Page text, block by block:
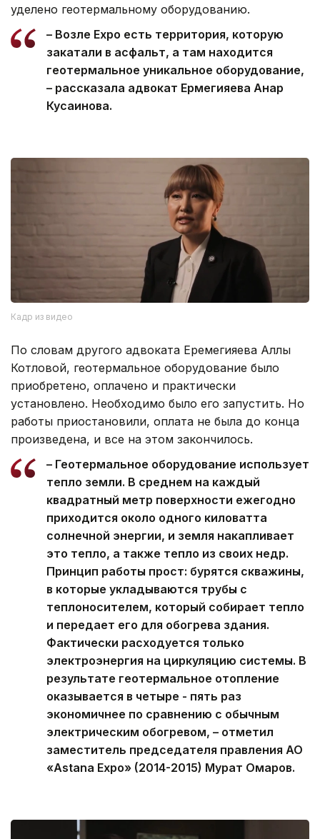
уделено геотермальному оборудованию.
– Возле Expo есть территория, которую
закатали в асфальт, а там находится
геотермальное уникальное оборудование,
– рассказала адвокат Ермегияева Анар
Кусаинова.
Кадр из видео
По словам другого адвоката Еремегияева Аллы
Котловой, геотермальное оборудование было
приобретено, оплачено и практически
установлено. Необходимо было его запустить. Но
работы приостановили, оплата не была до конца
произведена, и все на этом закончилось.
– Геотермальное оборудование использует
тепло земли. В среднем на каждый
квадратный метр поверхности ежегодно
приходится около одного киловатта
солнечной энергии, и земля накапливает
это тепло, а также тепло из своих недр.
Принцип работы прост: бурятся скважины,
в которые укладываются трубы с
теплоносителем, который собирает тепло
и передает его для обогрева здания.
Фактически расходуется только
электроэнергия на циркуляцию системы. В
результате геотермальное отопление
оказывается в четыре - пять раз
экономичнее по сравнению с обычным
электрическим обогревом, – отметил
заместитель председателя правления АО
«Astana Expo» (2014-2015) Мурат Омаров.